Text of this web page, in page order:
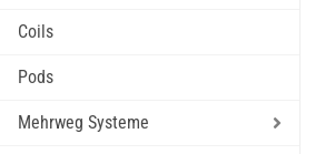
Coils
Pods
Mehrweg Systeme